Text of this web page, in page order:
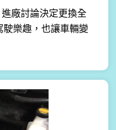
廠討論決定更換全
樂趣，也讓車輛變